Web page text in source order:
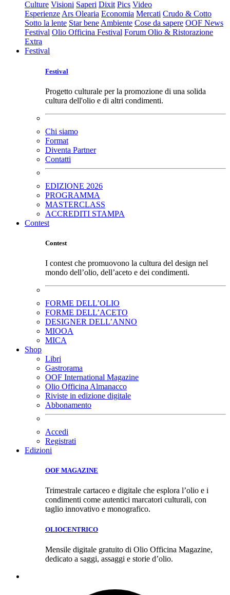
Culture Visioni Saperi Dixit Pics Video
Esperienze Ars Olearia Economia Mercati Crudo & Cotto
Sotto la lente Star bene Ambiente Cose da sapere OOF News
Festival Olio Officina Festival Forum Olio & Ristorazione
Extra
Festival
Festival
Progetto culturale per la promozione di una solida
cultura dell'olio e di altri condimenti.
Chi siamo
Format
Diventa Partner
Contatti
EDIZIONE 2026
PROGRAMMA
MASTERCLASS
ACCREDITI STAMPA
Contest
Contest
I contest che promuovono la cultura del design nel
mondo dell’olio, dell’aceto e dei condimenti.
FORME DELL’OLIO
FORME DELL’ACETO
DESIGNER DELL’ANNO
MIOOA
MICA
Shop
Libri
Gastrorama
OOF International Magazine
Olio Officina Almanacco
Riviste in edizione digitale
Abbonamento
Accedi
Registrati
Edizioni
OOF MAGAZINE
Trimestrale cartaceo e digitale che esplora l’olio e i
condimenti come autentici marcatori culturali, con
taglio innovativo e monografico.
OLIOCENTRICO
Mensile digitale gratuito di Olio Officina Magazine,
dedicato a saggi, assaggi e storie d’olio.